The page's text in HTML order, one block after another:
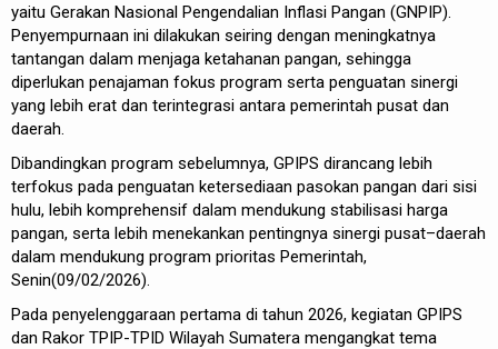
yaitu Gerakan Nasional Pengendalian Inflasi Pangan (GNPIP).
Penyempurnaan ini dilakukan seiring dengan meningkatnya
tantangan dalam menjaga ketahanan pangan, sehingga
diperlukan penajaman fokus program serta penguatan sinergi
yang lebih erat dan terintegrasi antara pemerintah pusat dan
daerah.
Dibandingkan program sebelumnya, GPIPS dirancang lebih
terfokus pada penguatan ketersediaan pasokan pangan dari sisi
hulu, lebih komprehensif dalam mendukung stabilisasi harga
pangan, serta lebih menekankan pentingnya sinergi pusat–daerah
dalam mendukung program prioritas Pemerintah,
Senin(09/02/2026).
Pada penyelenggaraan pertama di tahun 2026, kegiatan GPIPS
dan Rakor TPIP-TPID Wilayah Sumatera mengangkat tema